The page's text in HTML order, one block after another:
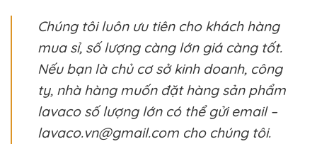
Chúng tôi luôn ưu tiên cho khách hàng
mua sỉ, số lượng càng lớn giá càng tốt.
Nếu bạn là chủ cơ sở kinh doanh, công
ty, nhà hàng muốn đặt hàng sản phẩm
lavaco số lượng lớn có thể gửi email –
lavaco.vn@gmail.com cho chúng tôi.